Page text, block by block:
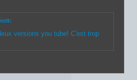
versions you tube! C'est trop